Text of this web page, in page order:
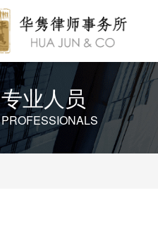
专业人员
PROFESSIONALS